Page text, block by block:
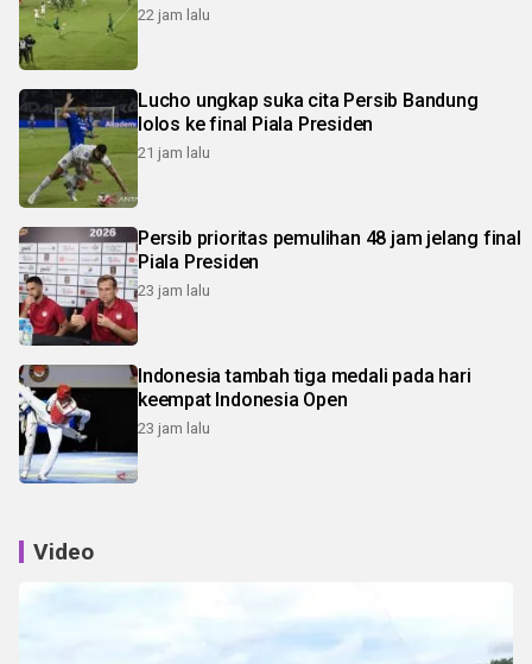
22 jam lalu
Lucho ungkap suka cita Persib Bandung
lolos ke final Piala Presiden
21 jam lalu
Persib prioritas pemulihan 48 jam jelang final
Piala Presiden
23 jam lalu
Indonesia tambah tiga medali pada hari
keempat Indonesia Open
23 jam lalu
Video